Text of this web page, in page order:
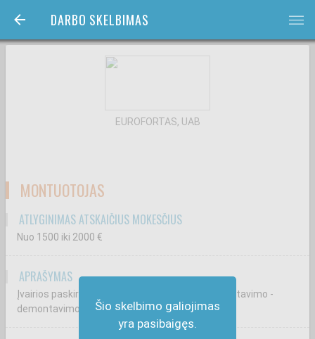
DARBO SKELBIMAS bars
Šio skelbimo galiojimas
yra pasibaigęs.
EUROFORTAS, UAB
MONTUOTOJAS
ATLYGINIMAS ATSKAIČIUS MOKESČIUS
Nuo 1500 iki 2000 €
APRAŠYMAS
Įvairios paskirties durų, aliumininių pertvarų, montavimo -
demontavimo darbai.